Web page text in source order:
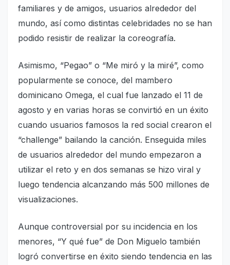
fami­liares y de amigos, usuarios alrededor del
mundo, así como distintas celebridades no se han
podido resistir de realizar la coreografía.
Asimismo, “Pegao” o “Me miró y la miré”, como
popularmente se conoce, del mambero
dominicano Omega, el cual fue lanzado el 11 de
agosto y en varias horas se convirtió en un éxi­to
cuando usuarios famosos la red social crearon el
“cha­llenge” bailando la canción. Enseguida miles
de usua­rios alrededor del mundo empezaron a
utilizar el reto y en dos semanas se hizo vi­ral y
luego tendencia alcan­zando más 500 millones de
visualizaciones.
Aunque controversial por su incidencia en los
meno­res, “Y qué fue” de Don Mi­guelo también
logró con­vertirse en éxito siendo tendencia en las